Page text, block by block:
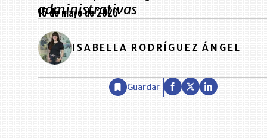
administrativas
15 de mayo de 2026
ISABELLA RODRÍGUEZ ÁNGEL
Guardar